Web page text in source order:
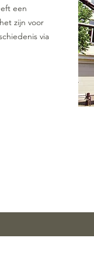
een
zijn voor
via